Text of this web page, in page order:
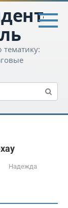
тематику:
Надежда